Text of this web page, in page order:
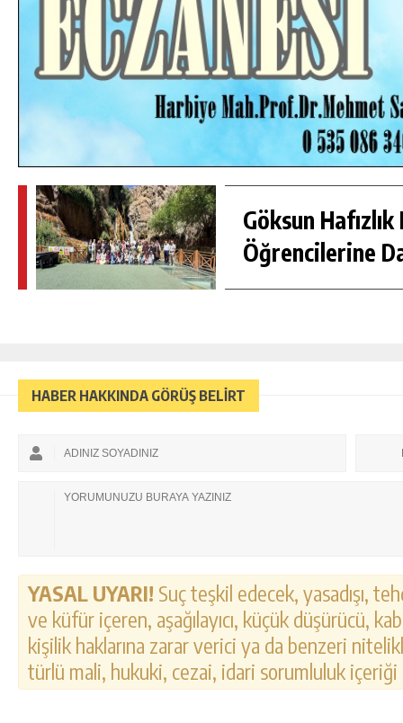
Göksun Hafızlık
Öğrencilerine
HABER HAKKINDA GÖRÜŞ BELİRT
YASAL UYARI! Suç teşkil edecek, yasadışı,
ve küfür içeren, aşağılayıcı, küçük düşürücü,
kişilik haklarına zarar verici ya da benzeri
türlü mali, hukuki, cezai, idari sorumluluk
GÜNLÜK HABER AKIŞI
GÖKSUN HAFIZLIK KIZ KUR’AN KURSU
ÖĞRENCILERINE DARENDE GEZISI.